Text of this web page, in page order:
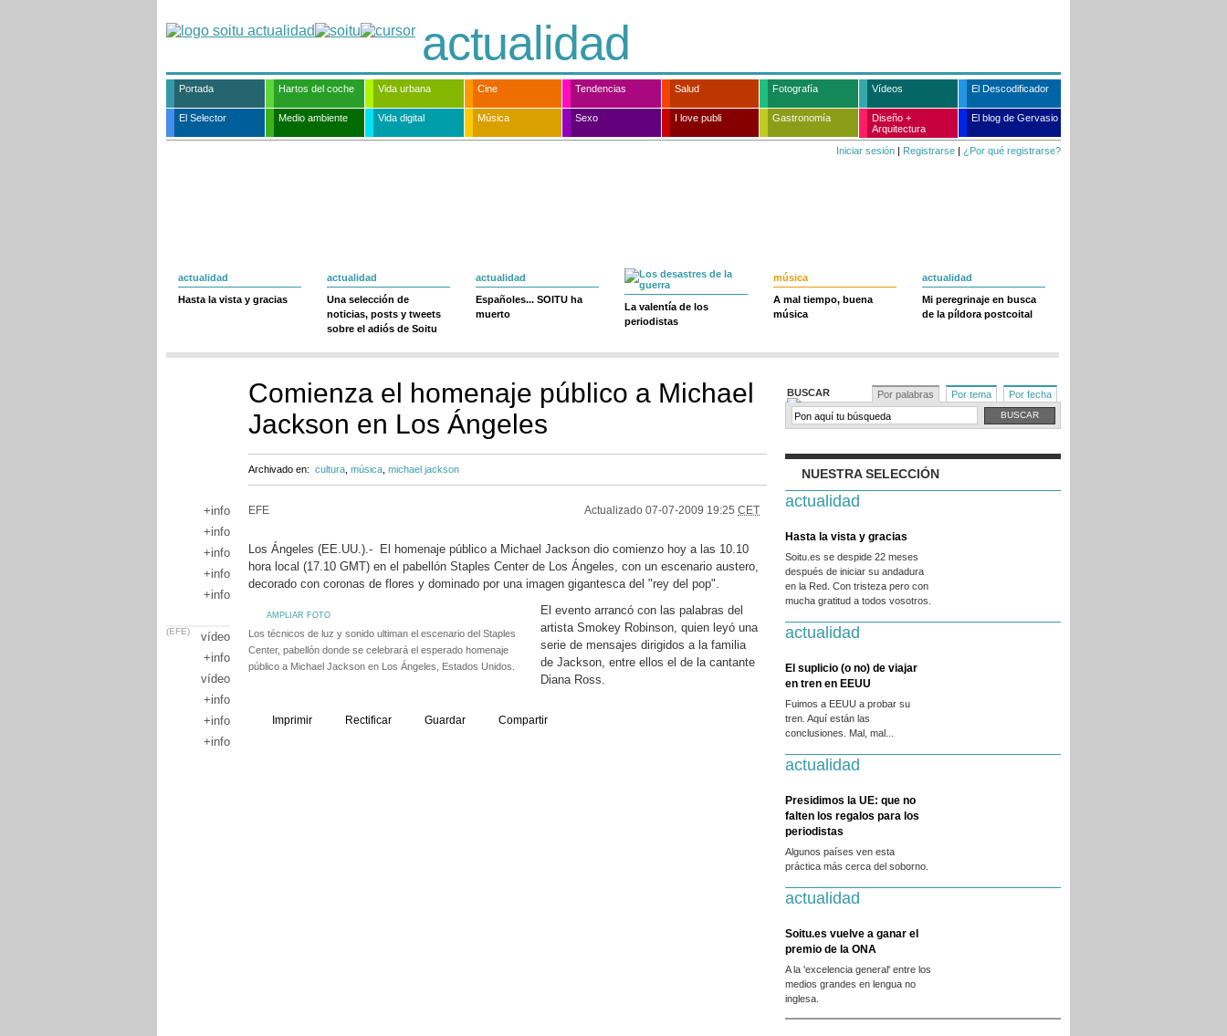
actualidad
Portada Hartos del coche Vida urbana Cine Tendencias Salud Fotografía Vídeos El Descodificador
El Selector Medio ambiente Vida digital Música Sexo I love publi Gastronomía
Diseño +
Arquitectura
El blog de Gervasio
Iniciar sesión | Registrarse | ¿Por qué registrarse?
actualidad
Hasta la vista y gracias
actualidad
Una selección de
noticias, posts y tweets
sobre el adiós de Soitu
actualidad
Españoles... SOITU ha
muerto
La valentía de los
periodistas
música
A mal tiempo, buena
música
actualidad
Mi peregrinaje en busca
de la píldora postcoital
Comienza el homenaje público a Michael
Jackson en Los Ángeles
Archivado en: cultura música michael jackson
+info
+info
+info
+info
+info
vídeo
+info
vídeo
+info
+info
+info
EFE Actualizado 07-07-2009 19:25 CET
Los Ángeles (EE.UU.).- El homenaje público a Michael Jackson dio comienzo hoy a las 10.10
hora local (17.10 GMT) en el pabellón Staples Center de Los Ángeles, con un escenario austero,
decorado con coronas de flores y dominado por una imagen gigantesca del "rey del pop".
AMPLIAR FOTO
(EFE)
Los técnicos de luz y sonido ultiman el escenario del Staples
Center, pabellón donde se celebrará el esperado homenaje
público a Michael Jackson en Los Ángeles, Estados Unidos.
El evento arrancó con las palabras del
artista Smokey Robinson, quien leyó una
serie de mensajes dirigidos a la familia
de Jackson, entre ellos el de la cantante
Diana Ross.
Imprimir Rectificar Guardar Compartir
BUSCAR Por palabras Por tema Por fecha
NUESTRA SELECCIÓN
actualidad
Hasta la vista y gracias
Soitu.es se despide 22 meses
después de iniciar su andadura
en la Red. Con tristeza pero con
mucha gratitud a todos vosotros.
actualidad
El suplicio (o no) de viajar
en tren en EEUU
Fuimos a EEUU a probar su
tren. Aquí están las
conclusiones. Mal, mal...
actualidad
Presidimos la UE: que no
falten los regalos para los
periodistas
Algunos países ven esta
práctica más cerca del soborno.
actualidad
Soitu.es vuelve a ganar el
premio de la ONA
A la 'excelencia general' entre los
medios grandes en lengua no
inglesa.